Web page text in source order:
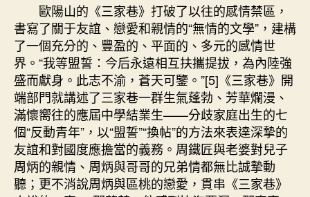
歐陽山的《三家巷》打破了以往的感情禁區，
書寫了關于友誼、戀愛和親情的“無情的文學”，建構
了一個充分的、豐盈的、平面的、多元的感情世
界。“我等盟誓：今后永遠相互扶攜提拔，為內陸強
盛而獻身。此志不渝，蒼天可鑒。”[5]《三家巷》開
端部門就講述了三家巷一群生氣蓬勃、芳華爛漫、
滿懷嚮往的應屆中學結業生——分歧家庭出生的七
個“反動青年”，以“盟誓”“換帖”的方法來表達深摯的
友誼和對國度應擔當的義務。周鐵匠與老婆對兒子
周炳的親情、周炳與哥哥的兄弟情都無比誠摯動
聽；更不消說周炳與區桃的戀愛，貫串《三家巷》